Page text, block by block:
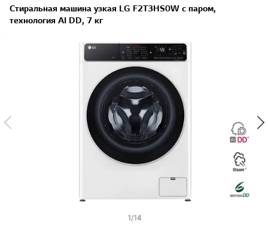
Стиральная машина узкая LG F2T3HS0W с паром,
технология AI DD, 7 кг
1/14